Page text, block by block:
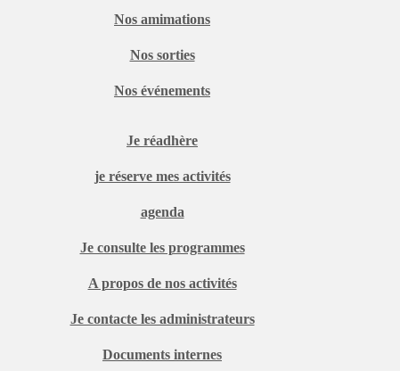
Nos amimations
Nos sorties
Nos événements
Je réadhère
je réserve mes activités
agenda
Je consulte les programmes
A propos de nos activités
Je contacte les administrateurs
Documents internes